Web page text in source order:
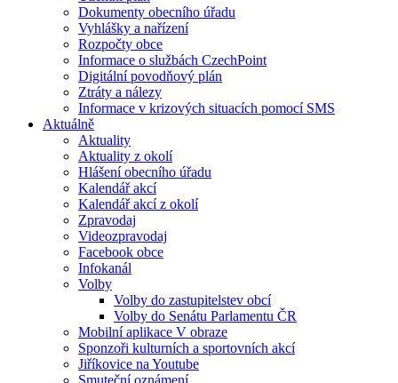
Dokumenty obecního úřadu
Vyhlášky a nařízení
Rozpočty obce
Informace o službách CzechPoint
Digitální povodňový plán
Ztráty a nálezy
Informace v krizových situacích pomocí SMS
Aktuálně
Aktuality
Aktuality z okolí
Hlášení obecního úřadu
Kalendář akcí
Kalendář akcí z okolí
Zpravodaj
Videozpravodaj
Facebook obce
Infokanál
Volby
Volby do zastupitelstev obcí
Volby do Senátu Parlamentu ČR
Mobilní aplikace V obraze
Sponzoři kulturních a sportovních akcí
Jiříkovice na Youtube
Smuteční oznámení